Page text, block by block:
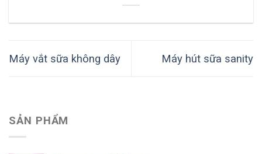
Máy vắt sữa không dây Máy hút sữa sanity
SẢN PHẨM